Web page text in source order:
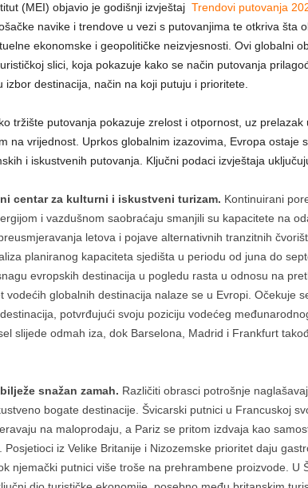
(MEI) objavio je godišnji izvještaj Trendovi putovanja
navike i trendove u vezi s putovanjima te otkriva šta
ekonomske i geopolitičke neizvjesnosti. Ovi globalni
slici, koja pokazuje kako se način putovanja
destinacija, način na koji putuju i prioritete.
tržište putovanja pokazuje zrelost i otpornost, uz prelazak
na vrijednost. Uprkos globalnim izazovima, Evropa ostaje
i iskustvenih putovanja. Ključni podaci izvještaja
centar za kulturni i iskustveni turizam. Kontinuirani
i vazdušnom saobraćaju smanjili su kapacitete na
letova i pojave alternativnih tranzitnih
planiranog kapaciteta sjedišta u periodu od juna do
evropskih destinacija u pogledu rasta u odnosu na
vodećih globalnih destinacija nalaze se u Evropi. Očekuje
potvrđujući svoju poziciju vodećeg
slijede odmah iza, dok Barselona, Madrid i Frankfurt
snažan zamah. Različiti obrasci potrošnje
bogate destinacije. Švicarski putnici u Francuskoj
na maloprodaju, a Pariz se pritom izdvaja kao
Posjetioci iz Velike Britanije i Nizozemske prioritet daju
njemački putnici više troše na prehrambene proizvode. U